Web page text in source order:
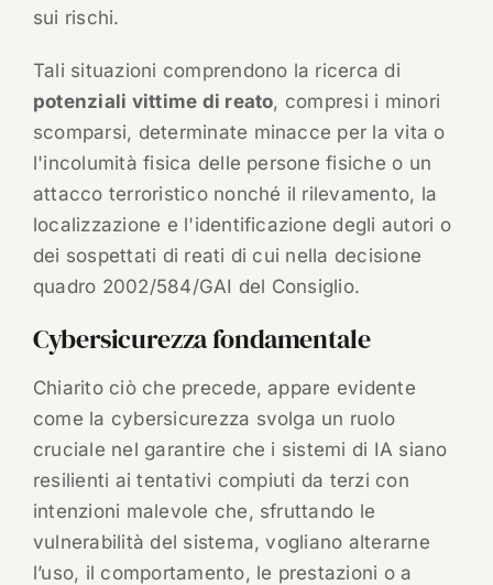
sui rischi.
Tali situazioni comprendono la ricerca di
potenziali vittime di reato, compresi i minori
scomparsi, determinate minacce per la vita o
l'incolumità fisica delle persone fisiche o un
attacco terroristico nonché il rilevamento, la
localizzazione e l'identificazione degli autori o
dei sospettati di reati di cui nella decisione
quadro 2002/584/GAI del Consiglio.
Cybersicurezza fondamentale
Chiarito ciò che precede, appare evidente
come la cybersicurezza svolga un ruolo
cruciale nel garantire che i sistemi di IA siano
resilienti ai tentativi compiuti da terzi con
intenzioni malevole che, sfruttando le
vulnerabilità del sistema, vogliano alterarne
l’uso, il comportamento, le prestazioni o a